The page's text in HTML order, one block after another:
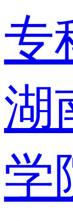
专
湖
学